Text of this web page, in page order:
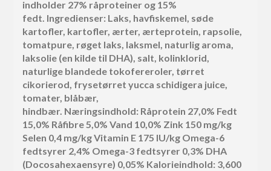
indholder 27% råproteiner og 15%
fedt. Ingredienser: Laks, havfiskemel, søde
kartofler, kartofler, ærter, ærteprotein, rapsolie,
tomatpure, røget laks, laksmel, naturlig aroma,
laksolie (en kilde til DHA), salt, kolinklorid,
naturlige blandede tokofereroler, tørret
cikorierod, frysetørret yucca schidigera juice,
tomater, blåbær,
hindbær. Næringsindhold: Råprotein 27,0% Fedt
15,0% Råfibre 5,0% Vand 10,0% Zink 150 mg/kg
Selen 0,4 mg/kg Vitamin E 175 IU/kg Omega-6
fedtsyrer 2,4% Omega-3 fedtsyrer 0,3% DHA
(Docosahexaensyre) 0,05% Kalorieindhold: 3,600